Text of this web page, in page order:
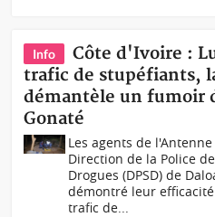
Info
Côte d'Ivoire :
trafic de stupéfiants,
démantèle un fumoir
Gonaté
Les agents de
Direction de la Police
Drogues (DPSD) de
démontré leur
trafic de...